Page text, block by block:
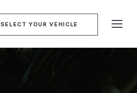
SELECT YOUR VEHICLE